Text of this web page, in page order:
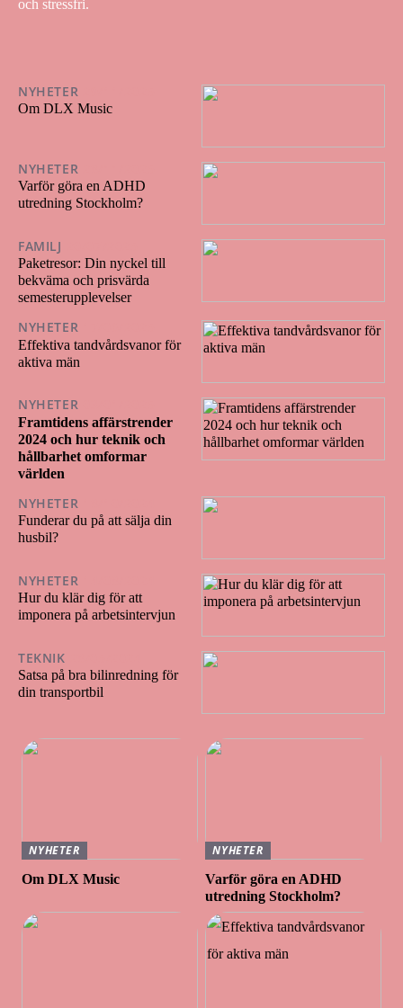
och stressfri.
NYHETER
Om DLX Music
NYHETER
Varför göra en ADHD
utredning Stockholm?
FAMILJ
Paketresor: Din nyckel till
bekväma och prisvärda
semesterupplevelser
NYHETER
Effektiva tandvårdsvanor för
aktiva män
NYHETER
Framtidens affärstrender
2024 och hur teknik och
hållbarhet omformar
världen
NYHETER
Funderar du på att sälja din
husbil?
NYHETER
Hur du klär dig för att
imponera på arbetsintervjun
TEKNIK
Satsa på bra bilinredning för
din transportbil
NYHETER
Om DLX Music
NYHETER
Varför göra en ADHD
utredning Stockholm?